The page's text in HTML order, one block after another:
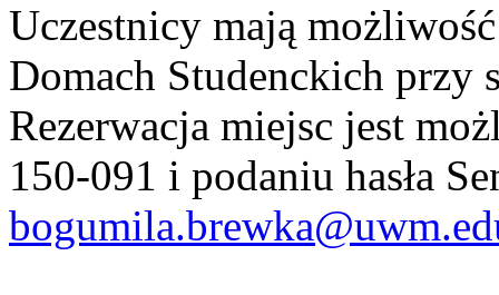
Uczestnicy mają
Domach Studenckich przy
Rezerwacja miejsc jest
150-091 i podaniu hasła